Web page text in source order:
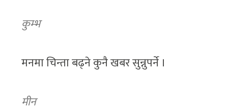
कुम्भ
मनमा चिन्ता बढ्ने कुनै खबर सुन्नुपर्ने ।
मीन